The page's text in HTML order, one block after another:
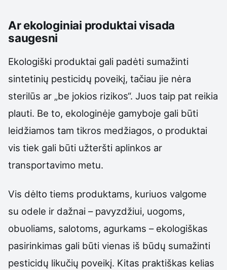
Ar ekologiniai produktai visada
saugesni
Ekologiški produktai gali padėti sumažinti
sintetinių pesticidų poveikį, tačiau jie nėra
sterilūs ar „be jokios rizikos“. Juos taip pat reikia
plauti. Be to, ekologinėje gamyboje gali būti
leidžiamos tam tikros medžiagos, o produktai
vis tiek gali būti užteršti aplinkos ar
transportavimo metu.
Vis dėlto tiems produktams, kuriuos valgome
su odele ir dažnai – pavyzdžiui, uogoms,
obuoliams, salotoms, agurkams – ekologiškas
pasirinkimas gali būti vienas iš būdų sumažinti
pesticidų likučių poveikį. Kitas praktiškas kelias